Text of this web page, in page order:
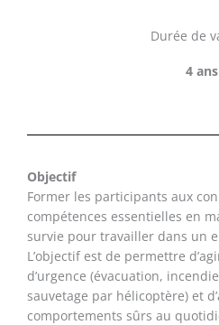
Durée de
4 ans
Objectif
Former les participants aux
compétences essentielles en
survie pour travailler dans un
L’objectif est de permettre
d’urgence (évacuation,
sauvetage par hélicoptère) et
comportements sûrs au